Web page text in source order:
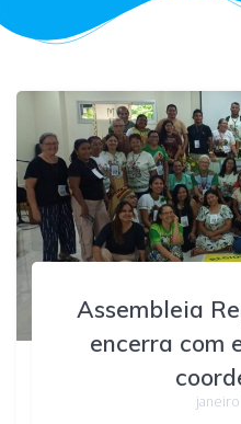
Assembleia
encerra com